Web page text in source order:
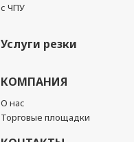
с ЧПУ
Услуги резки
КОМПАНИЯ
О нас
Торговые площадки